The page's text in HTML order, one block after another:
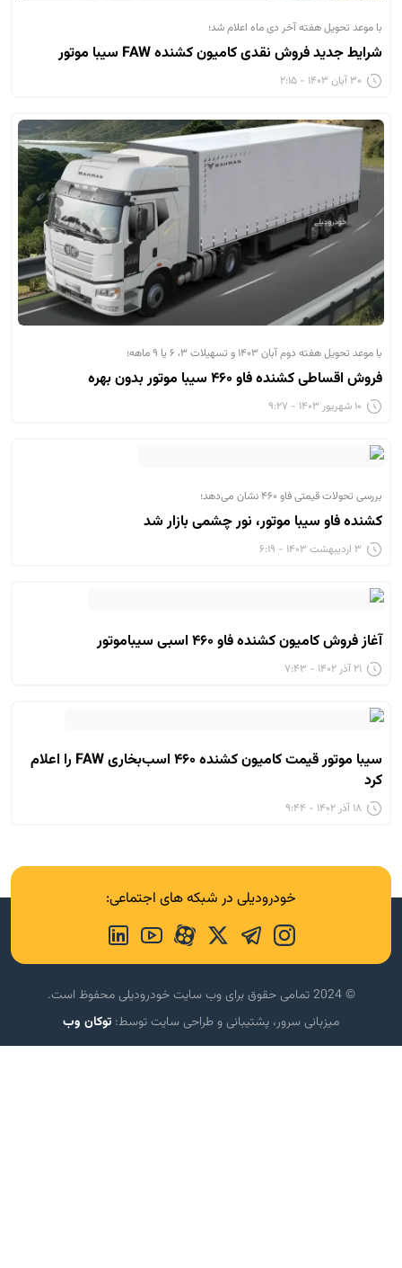
با موعد تحویل هفته آخر دی ماه اعلام شد؛
شرایط جدید فروش نقدی کامیون کشنده FAW سیبا موتور
۳۰ آبان ۱۴۰۳ - ۲:۱۵
با موعد تحویل هفته دوم آبان ۱۴۰۳ و تسهیلات ۳، ۶ یا ۹ ماهه؛
فروش اقساطی کشنده فاو ۴۶۰ سیبا موتور بدون بهره
۱۰ شهریور ۱۴۰۳ - ۹:۲۷
بررسی تحولات قیمتی فاو ۴۶۰ نشان می‌دهد؛
کشنده فاو سیبا موتور، نور چشمی بازار شد
۳ اردیبهشت ۱۴۰۳ - ۶:۱۹
آغاز فروش کامیون کشنده فاو ۴۶۰ اسبی سیباموتور
۲۱ آذر ۱۴۰۲ - ۷:۴۳
سیبا موتور قیمت کامیون کشنده ۴۶۰ اسب‌بخاری FAW را اعلام
کرد
۱۸ آذر ۱۴۰۲ - ۹:۴۴
خودرودیلی در شبکه های اجتماعی:
© 2024 تمامی حقوق برای وب سایت خودرودیلی محفوظ است.
میزبانی سرور، پشتیبانی و طراحی سایت توسط: توکان وب